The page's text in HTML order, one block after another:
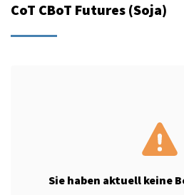
CoT CBoT Futures (Soja)
Sie haben aktuell keine